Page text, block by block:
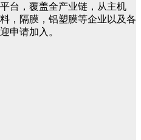
台，覆盖全产业链，从主机
，隔膜，铝塑膜等企业以及各
申请加入。